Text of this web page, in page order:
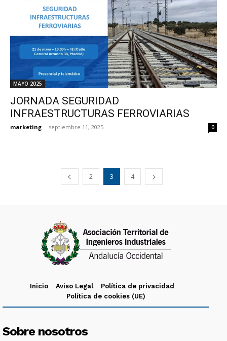
MAYO 2025
JORNADA SEGURIDAD
INFRAESTRUCTURAS FERROVIARIAS
marketing - septiembre 11, 2025 0
2 3 4
Inicio Aviso Legal
Política de privacidad
Política de cookies (UE)
Sobre nosotros